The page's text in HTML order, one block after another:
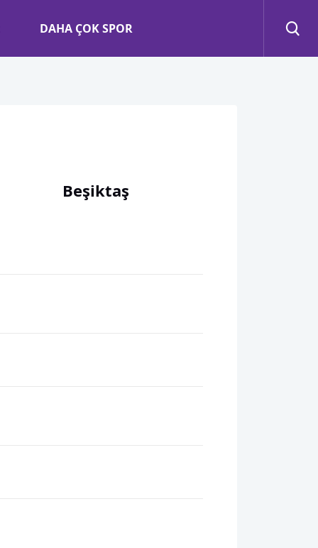
DAHA ÇOK SPOR
Beşiktaş